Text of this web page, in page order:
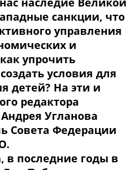
санкции, что
управления
и
упрочить
условия для
детей? На эти и
редактора
Угланова
Совета Федерации
в последние годы в